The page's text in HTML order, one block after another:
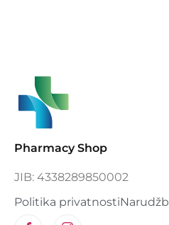
Pharmacy Shop
JIB: 4338289850002
Politika privatnosti